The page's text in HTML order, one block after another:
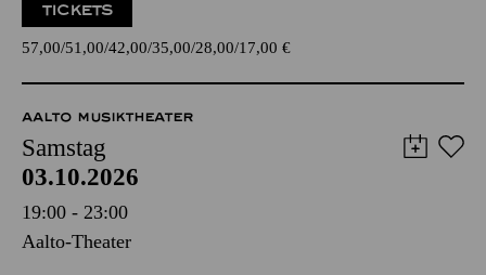
TICKETS
57,00 51,00 42,00 35,00 28,00 17,00 €
AALTO MUSIKTHEATER
Samstag
03.10.2026
19:00 - 23:00
Aalto-Theater